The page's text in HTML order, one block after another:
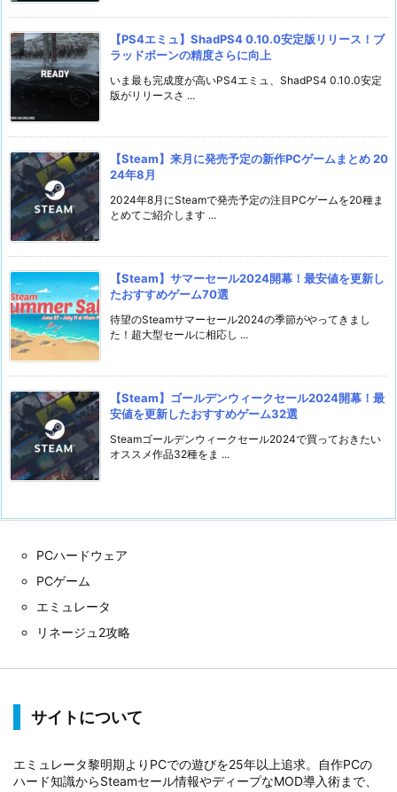
【PS4エミュ】ShadPS4 0.10.0安定版リリース！ブ
ラッドボーンの精度さらに向上
いま最も完成度が高いPS4エミュ、ShadPS4 0.10.0安定
版がリリースさ ...
【Steam】来月に発売予定の新作PCゲームまとめ 20
24年8月
2024年8月にSteamで発売予定の注目PCゲームを20種ま
とめてご紹介します ...
【Steam】サマーセール2024開幕！最安値を更新し
たおすすめゲーム70選
待望のSteamサマーセール2024の季節がやってきまし
た！超大型セールに相応し ...
【Steam】ゴールデンウィークセール2024開幕！最
安値を更新したおすすめゲーム32選
Steamゴールデンウィークセール2024で買っておきたい
オススメ作品32種をま ...
PCハードウェア
PCゲーム
エミュレータ
リネージュ2攻略
サイトについて
エミュレータ黎明期よりPCでの遊びを25年以上追求。自作PCの
ハード知識からSteamセール情報やディープなMOD導入術まで、